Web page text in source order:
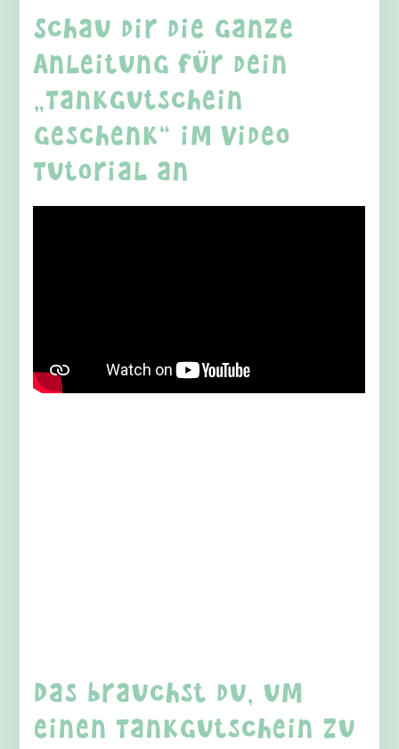
Schau dir die ganze
Anleitung für dein
„Tankgutschein
Geschenk“ im Video
Tutorial an
Das brauchst du, um
einen Tankgutschein zu